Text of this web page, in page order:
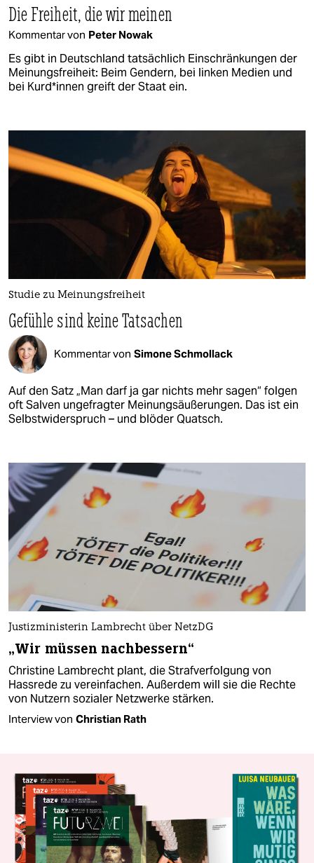
Die Freiheit, die wir meinen
Kommentar von Peter Nowak
Es gibt in Deutschland tatsächlich Einschränkungen der
Meinungsfreiheit: Beim Gendern, bei linken Medien und
bei Kur­d*in­nen greift der Staat ein.
Studie zu Meinungsfreiheit
Gefühle sind keine Tatsachen
Kommentar von Simone Schmollack
Auf den Satz „Man darf ja gar nichts mehr sagen“ folgen
oft Salven ungefragter Meinungsäußerungen. Das ist ein
Selbstwiderspruch – und blöder Quatsch.
Justizministerin Lambrecht über NetzDG
„Wir müssen nachbessern“
Christine Lambrecht plant, die Strafverfolgung von
Hassrede zu vereinfachen. Außerdem will sie die Rechte
von Nutzern sozialer Netzwerke stärken.
Interview von Christian Rath